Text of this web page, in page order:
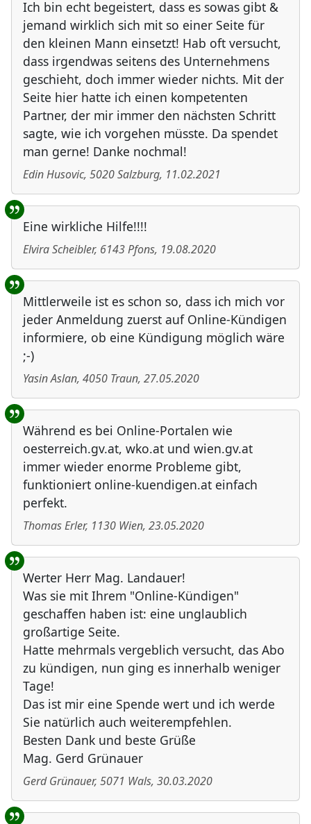
Ich bin echt begeistert, dass es sowas gibt &
jemand wirklich sich mit so einer Seite für
den kleinen Mann einsetzt! Hab oft versucht,
dass irgendwas seitens des Unternehmens
geschieht, doch immer wieder nichts. Mit der
Seite hier hatte ich einen kompetenten
Partner, der mir immer den nächsten Schritt
sagte, wie ich vorgehen müsste. Da spendet
man gerne! Danke nochmal!
Edin Husovic, 5020Salzburg, 11.02.2021
Eine wirkliche Hilfe!!!!
Elvira Scheibler, 6143Pfons, 19.08.2020
Mittlerweile ist es schon so, dass ich mich vor
jeder Anmeldung zuerst auf Online-Kündigen
informiere, ob eine Kündigung möglich wäre
;-)
Yasin Aslan, 4050 Traun, 27.05.2020
Während es bei Online-Portalen wie
oesterreich.gv.at, wko.at und wien.gv.at
immer wieder enorme Probleme gibt,
funktioniert online-kuendigen.at einfach
perfekt.
Thomas Erler, 1130 Wien, 23.05.2020
Werter Herr Mag. Landauer!
Was sie mit Ihrem "Online-Kündigen"
geschaffen haben ist: eine unglaublich
großartige Seite.
Hatte mehrmals vergeblich versucht, das Abo
zu kündigen, nun ging es innerhalb weniger
Tage!
Das ist mir eine Spende wert und ich werde
Sie natürlich auch weiterempfehlen.
Besten Dank und beste Grüße
Mag. Gerd Grünauer
Gerd Grünauer, 5071 Wals, 30.03.2020